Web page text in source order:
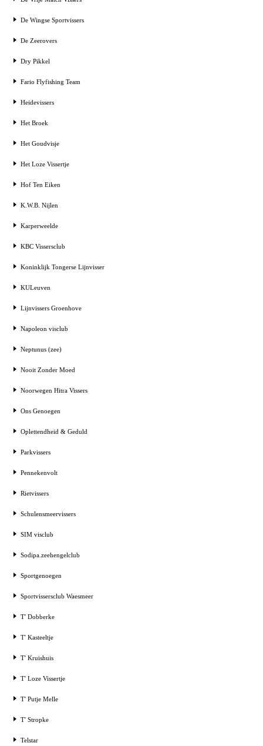
De Wingse Sportvissers
De Zeerovers
Dry Pikkel
Fario Flyfishing Team
Heidevissers
Het Broek
Het Goudvisje
Het Loze Vissertje
Hof Ten Eiken
K.W.B. Nijlen
Karperweelde
KBC Vissersclub
Koninklijk Tongerse Lijnvisser
KULeuven
Lijnvissers Groenhove
Napoleon visclub
Neptunus (zee)
Nooit Zonder Moed
Noorwegen Hitra Vissers
Ons Genoegen
Oplettendheid & Geduld
Parkvissers
Pennekenvolt
Rietvissers
Schulensmeervissers
SIM visclub
Sodipa.zeehengelclub
Sportgenoegen
Sportvissersclub Waesmeer
T' Dobberke
T' Kasteeltje
T' Kruishuis
T' Loze Vissertje
T' Putje Melle
T' Stropke
Telstar